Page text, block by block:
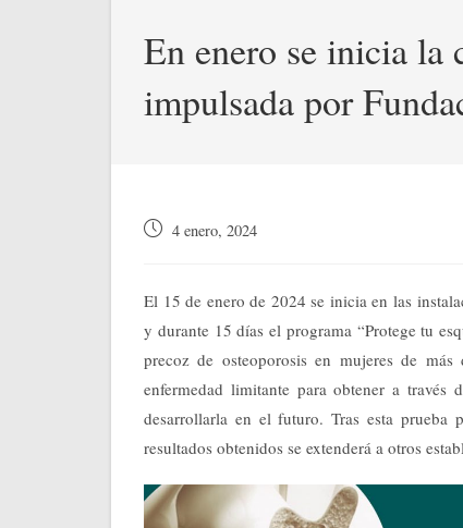
En enero se inicia la
impulsada por
Publicación
entrada:
4 enero, 2024
El 15 de enero de 2024 se inicia en las
y durante 15 días el programa “Protege tu
precoz de osteoporosis en mujeres de
enfermedad limitante para obtener a
desarrollarla en el futuro. Tras esta prueba
resultados obtenidos se extenderá a otros